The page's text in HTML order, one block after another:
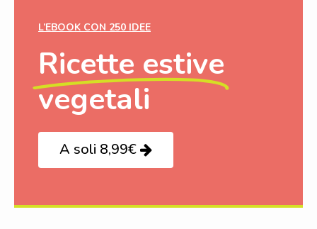
L’EBOOK CON 250 IDEE
Ricette estive
vegetali
A soli 8,99€